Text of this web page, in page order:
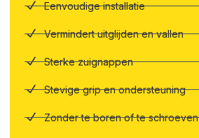
Eenvoudige installatie
Vermindert uitglijden en vallen
Sterke zuignappen
Stevige grip en ondersteuning
Zonder te boren of te schroeven